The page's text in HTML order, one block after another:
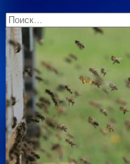
Найти: